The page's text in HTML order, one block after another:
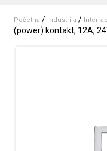
Početna / Industrija /
(power) kontakt, 12A,